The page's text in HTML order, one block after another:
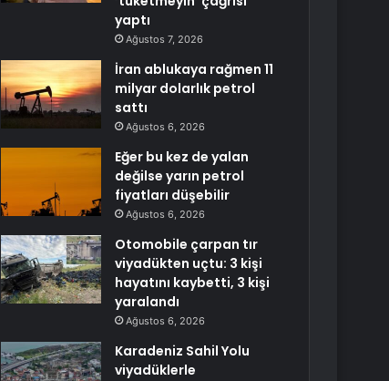
yaptı
Ağustos 7, 2026
İran ablukaya rağmen 11
milyar dolarlık petrol
sattı
Ağustos 6, 2026
Eğer bu kez de yalan
değilse yarın petrol
fiyatları düşebilir
Ağustos 6, 2026
Otomobile çarpan tır
viyadükten uçtu: 3 kişi
hayatını kaybetti, 3 kişi
yaralandı
Ağustos 6, 2026
Karadeniz Sahil Yolu
viyadüklerle